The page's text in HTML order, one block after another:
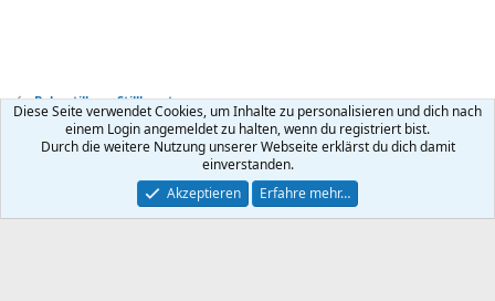
Baby stillen + Stillberatung
Kontakt Nutzungsbedingungen Datenschutz Hilfe
R
Community platform by XenForo ® © 2010-2026 XenForo Ltd.
Diese Seite verwendet Cookies, um Inhalte zu personalisieren und dich nach
einem Login angemeldet zu halten, wenn du registriert bist.
Durch die weitere Nutzung unserer Webseite erklärst du dich damit
einverstanden.
Akzeptieren
Erfahre mehr…